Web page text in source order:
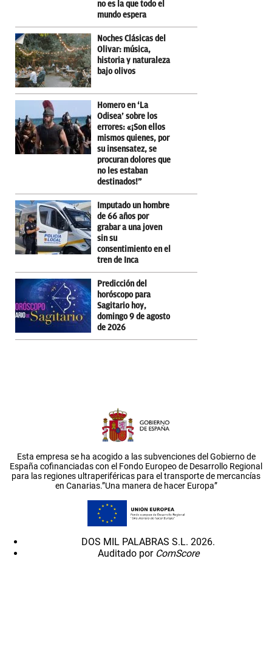
no es la que todo el
mundo espera
Noches Clásicas del
Olivar: música,
historia y naturaleza
bajo olivos
Homero en ‘La
Odisea’ sobre los
errores: «¡Son ellos
mismos quienes, por
su insensatez, se
procuran dolores que
no les estaban
destinados!”
Imputado un hombre
de 66 años por
grabar a una joven
sin su
consentimiento en el
tren de Inca
Predicción del
horóscopo para
Sagitario hoy,
domingo 9 de agosto
de 2026
Esta empresa se ha acogido a las subvenciones del Gobierno de
España cofinanciadas con el Fondo Europeo de Desarrollo Regional
para las regiones ultraperiféricas para el transporte de mercancías
en Canarias.”Una manera de hacer Europa”
DOS MIL PALABRAS S.L. 2026.
Auditado por ComScore